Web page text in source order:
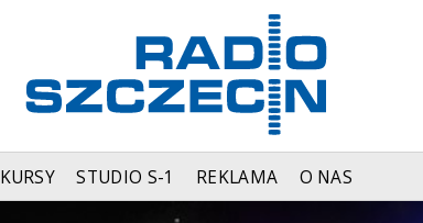
STUDIO S-1 REKLAMA O NAS